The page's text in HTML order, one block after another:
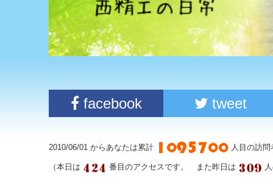
facebook tweet
2010/06/01 からあなたは累計 人目の訪
（本日は 番目のアクセスです。 また昨日は